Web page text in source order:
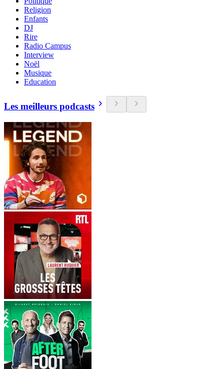
Religion
Enfants
DJ
Rire
Radio Campus
Interview
Noël
Musique
Education
Les meilleurs podcasts